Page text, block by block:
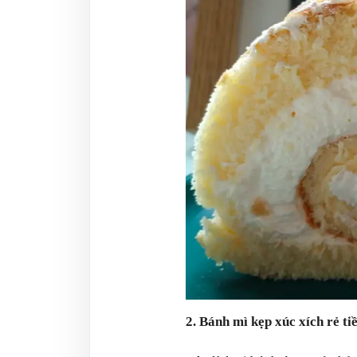
2. Bánh mì kẹp xúc xích rẻ